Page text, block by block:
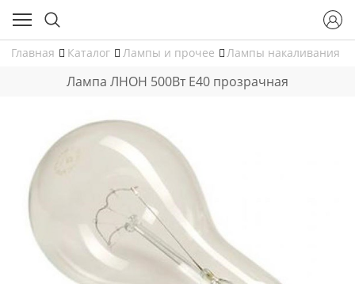
Главная Каталог Лампы и прочее Лампы накаливания
Лампа ЛНОН 500Вт Е40 прозрачная